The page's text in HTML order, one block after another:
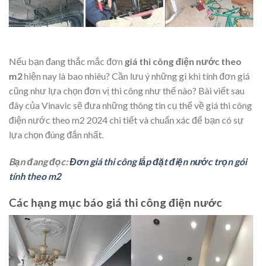
Nếu bạn đang thắc mắc đơn giá thi công điện nước theo
m2hiện nay là bao nhiêu? Cần lưu ý những gì khi tính đơn giá
cũng như lựa chọn đơn vị thi công như thế nào? Bài viết sau
đây của Vinavic sẽ đưa những thông tin cụ thể về giá thi công
điện nước theo m2 2024 chi tiết và chuẩn xác để bạn có sự
lựa chọn đúng đắn nhất.
Bạn đang đọc:Đơn giá thi công lắp đặt điện nước trọn gói
tính theo m2
Các hạng mục báo giá thi công điện nước